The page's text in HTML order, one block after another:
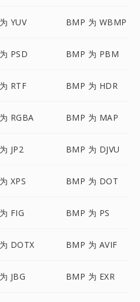
YUV BMP 为 WBMP
PSD BMP 为 PBM
RTF BMP 为 HDR
RGBA BMP 为 MAP
JP2 BMP 为 DJVU
XPS BMP 为 DOT
FIG BMP 为 PS
DOTX BMP 为 AVIF
JBG BMP 为 EXR